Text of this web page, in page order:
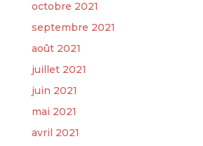
octobre 2021
septembre 2021
août 2021
juillet 2021
juin 2021
mai 2021
avril 2021